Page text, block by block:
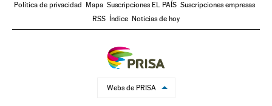
Política de privacidad
Mapa Suscripciones EL PAÍS Suscripciones empresas
RSS
Índice Noticias de hoy
Webs de PRISA